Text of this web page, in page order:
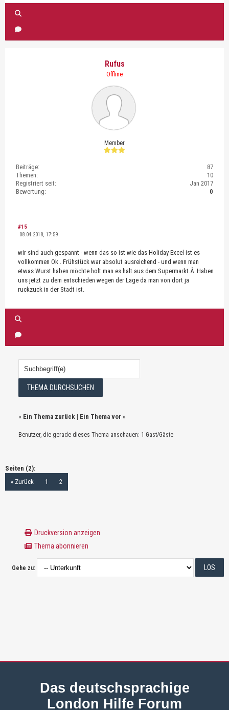
Rufus
Offline
Member
Beiträge:
87
Themen:
10
Registriert seit:
Jan 2017
Bewertung:
0
#15
08.04.2018, 17:59
wir sind auch gespannt - wenn das so ist wie das Holiday Excel ist es
vollkommen Ok . Frühstück war absolut ausreichend - und wenn man
etwas Wurst haben möchte holt man es halt aus dem Supermarkt.Â Haben
uns jetzt zu dem entschieden wegen der Lage da man von dort ja
ruckzuck in der Stadt ist.
« Ein Thema zurück | Ein Thema vor »
Benutzer, die gerade dieses Thema anschauen: 1 Gast/Gäste
Seiten (2):
« Zurück
1 2
Druckversion anzeigen
Thema abonnieren
Gehe zu:
Das deutschsprachige
London Hilfe Forum